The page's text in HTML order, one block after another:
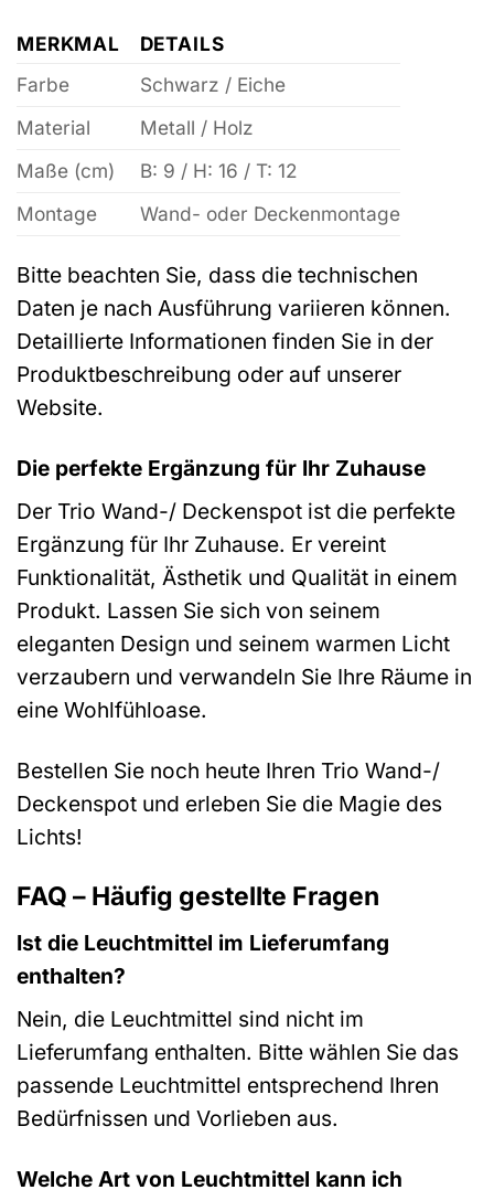
MERKMAL
DETAILS
Farbe
Schwarz / Eiche
Material
Metall / Holz
Maße (cm)
B: 9 / H: 16 / T: 12
Montage
Wand- oder Deckenmontage
Bitte beachten Sie, dass die technischen
Daten je nach Ausführung variieren können.
Detaillierte Informationen finden Sie in der
Produktbeschreibung oder auf unserer
Website.
Die perfekte Ergänzung für Ihr Zuhause
Der Trio Wand-/ Deckenspot ist die perfekte
Ergänzung für Ihr Zuhause. Er vereint
Funktionalität, Ästhetik und Qualität in einem
Produkt. Lassen Sie sich von seinem
eleganten Design und seinem warmen Licht
verzaubern und verwandeln Sie Ihre Räume in
eine Wohlfühloase.
Bestellen Sie noch heute Ihren Trio Wand-/
Deckenspot und erleben Sie die Magie des
Lichts!
FAQ – Häufig gestellte Fragen
Ist die Leuchtmittel im Lieferumfang
enthalten?
Nein, die Leuchtmittel sind nicht im
Lieferumfang enthalten. Bitte wählen Sie das
passende Leuchtmittel entsprechend Ihren
Bedürfnissen und Vorlieben aus.
Welche Art von Leuchtmittel kann ich